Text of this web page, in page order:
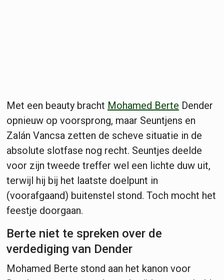
Met een beauty bracht Mohamed Berte Dender
opnieuw op voorsprong, maar Seuntjens en
Zalán Vancsa zetten de scheve situatie in de
absolute slotfase nog recht. Seuntjes deelde
voor zijn tweede treffer wel een lichte duw uit,
terwijl hij bij het laatste doelpunt in
(voorafgaand) buitenstel stond. Toch mocht het
feestje doorgaan.
Berte niet te spreken over de
verdediging van Dender
Mohamed Berte stond aan het kanon voor